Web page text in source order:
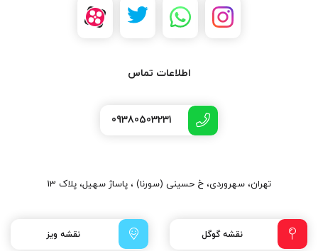
اطلاعات تماس
09380503231
تهران، سهروردی، خ حسینی (سورنا) ، پاساژ سهیل، پلاک 13
نقشه گوگل نقشه ویز